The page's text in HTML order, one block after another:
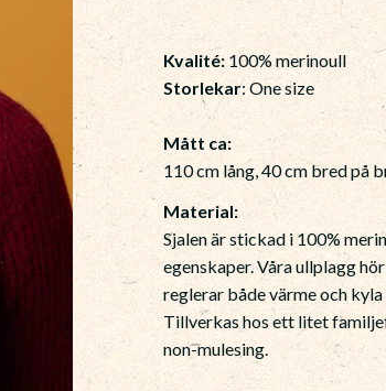
Kvalité: 100% merinoull
Storlekar: One size
Mått ca:
110 cm lång, 40 cm bred på
Material:
Sjalen är stickad i 100%
egenskaper. Våra ullplagg
reglerar både värme och
Tillverkas hos ett litet
non-mulesing.